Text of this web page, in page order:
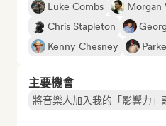
Luke Combs Morgan
Chris Stapleton
Kenny Chesney
主要機會
將音樂人加入我的「影響力」